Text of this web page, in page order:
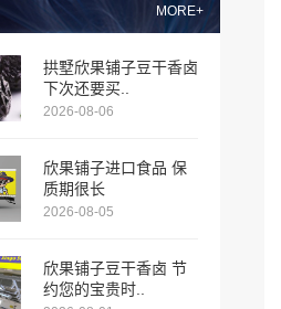
MORE+
拱墅欣果铺子豆干香卤
下次还要买..
2026-08-06
欣果铺子进口食品 保
质期很长
2026-08-05
欣果铺子豆干香卤 节
约您的宝贵时..